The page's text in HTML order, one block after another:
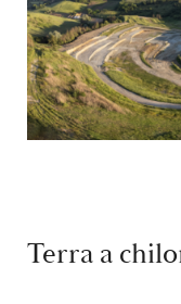
Terra a